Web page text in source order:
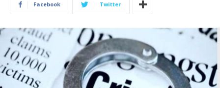
Facebook Twitter